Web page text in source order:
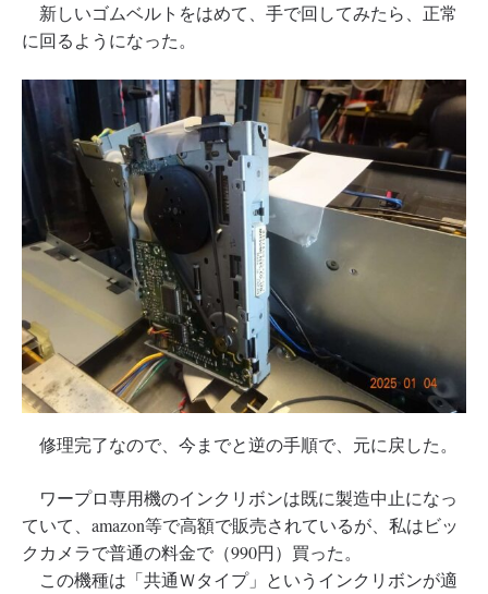
新しいゴムベルトをはめて、手で回してみたら、正常
に回るようになった。
修理完了なので、今までと逆の手順で、元に戻した。
ワープロ専用機のインクリボンは既に製造中止になっ
ていて、amazon等で高額で販売されているが、私はビッ
クカメラで普通の料金で（990円）買った。
この機種は「共通Ｗタイプ」というインクリボンが適